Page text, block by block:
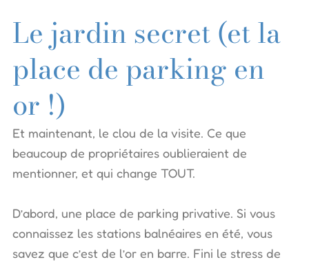
Le jardin secret (et la
place de parking en
or !)
Et maintenant, le clou de la visite. Ce que
beaucoup de propriétaires oublieraient de
mentionner, et qui change TOUT.
D’abord, une place de parking privative. Si vous
connaissez les stations balnéaires en été, vous
savez que c’est de l’or en barre. Fini le stress de